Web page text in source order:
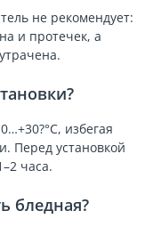
не рекомендует:
и протечек, а
избегая
Перед установкой
часа.
бледная?